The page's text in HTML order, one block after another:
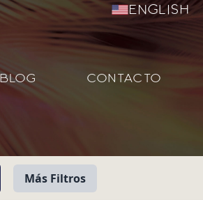
English
BLOG CONTACTO
Más Filtros